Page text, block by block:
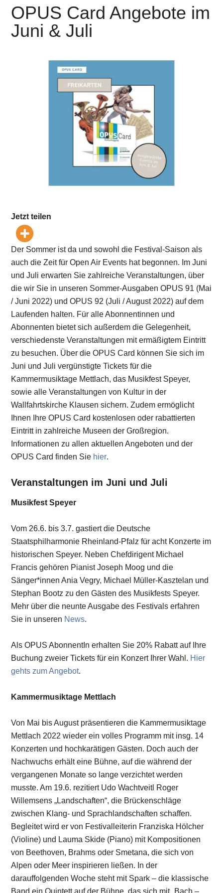
OPUS Card Angebote im
Juni & Juli
Jetzt teilen
Der Sommer ist da und sowohl die Festival-Saison als
auch die Zeit für Open Air Events hat begonnen. Im Juni
und Juli erwarten Sie zahlreiche Veranstaltungen, über
die wir Sie in unseren Sommer-Ausgaben OPUS 91 (Mai
/ Juni 2022) und OPUS 92 (Juli / August 2022) auf dem
Laufenden halten. Für alle Abonnentinnen und
Abonnenten bietet sich außerdem die Gelegenheit,
verschiedenste Veranstaltungen mit ermäßigtem Eintritt
zu besuchen. Über die OPUS Card können Sie sich im
Juni und Juli vergünstigte Tickets für die
Kammermusiktage Mettlach, das Musikfest Speyer,
sowie alle Veranstaltungen von Kultur in der
Wallfahrtskirche Klausen sichern. Zudem ermöglicht
Ihnen Ihre OPUS Card kostenlosen oder rabattierten
Eintritt in zahlreiche Museen der Großregion.
Informationen zu allen aktuellen Angeboten und der
OPUS Card finden Sie hier.
Veranstaltungen im Juni und Juli
Musikfest Speyer
Vom 26.6. bis 3.7. gastiert die Deutsche
Staatsphilharmonie Rheinland-Pfalz für acht Konzerte im
historischen Speyer. Neben Chefdirigent Michael
Francis gehören Pianist Joseph Moog und die
Sänger*innen Ania Vegry, Michael Müller-Kasztelan und
Stephan Bootz zu den Gästen des Musikfests Speyer.
Mehr über die neunte Ausgabe des Festivals erfahren
Sie in unseren News.
Als OPUS AbonnentIn erhalten Sie 20% Rabatt auf Ihre
Buchung zweier Tickets für ein Konzert Ihrer Wahl. Hier
gehts zum Angebot.
Kammermusiktage Mettlach
Von Mai bis August präsentieren die Kammermusiktage
Mettlach 2022 wieder ein volles Programm mit insg. 14
Konzerten und hochkarätigen Gästen. Doch auch der
Nachwuchs erhält eine Bühne, auf die während der
vergangenen Monate so lange verzichtet werden
musste. Am 19.6. rezitiert Udo Wachtveitl Roger
Willemsens „Landschaften“, die Brückenschläge
zwischen Klang- und Sprachlandschaften schaffen.
Begleitet wird er von Festivalleiterin Franziska Hölcher
(Violine) und Lauma Skide (Piano) mit Kompositionen
von Beethoven, Brahms oder Smetana, die sich von
Alpen oder Meer inspirieren ließen. In der
darauffolgenden Woche steht mit Spark – die klassische